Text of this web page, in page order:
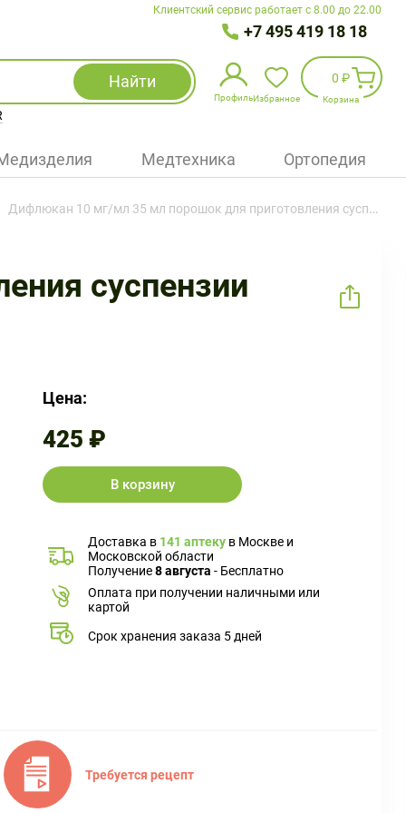
Клиентский сервис работает с 8.00 до 22.00
+7 495 419 18 18
Найти
Профиль
Избранное
Войти
Избранное
0 ₽
Корзина
Медтехника Ортопедия
Дифлюкан 10 мг/мл 35 мл порошок для приготовления суспензии флакон
суспензии
Цена:
425 ₽
В корзину
Доставка в 141 аптеку в Москве и
Московской области
Получение8 августа - Бесплатно
Оплата при получении наличными или
картой
Срок хранения заказа 5 дней
Требуется рецепт